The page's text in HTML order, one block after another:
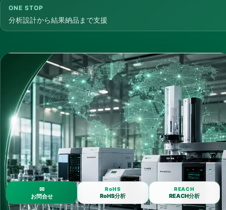
✉
お問合せ
RoHS
RoHS分析
REACH
REACH分析
ONE STOP
分析設計から結果納品まで支援